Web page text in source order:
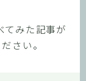
みた記事が
さい。